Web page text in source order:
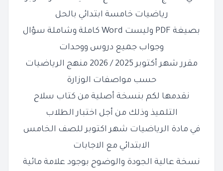
رياضيات خامسة ابتدائي بالحل
بصيغة PDF وليست Word كاملة وشاملة سؤال
وجواب جميع دروس ووحدات
مقرر شهر أكتوبر 2025 / 2026 منهج الرياضيات
حسب مواصفات الوزارة
نقدمها لكم بنسخة أصلية من كتاب سلاح
التلميذ وذلك من أجل اختبار الطلاب
في مادة الرياضيات شهر اكتوبر للصف الخامس
الابتدائي مع الاجابات
نسخة عالية الجودة والوضوح بوجود علامة مائية